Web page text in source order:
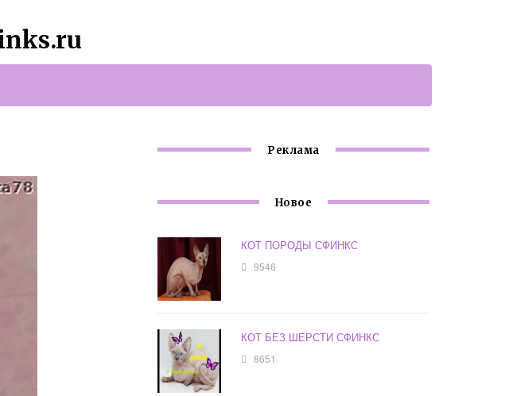
Реклама
Новое
КОТ ПОРОДЫ СФИНКС
9546
КОТ БЕЗ ШЕРСТИ СФИНКС
8651